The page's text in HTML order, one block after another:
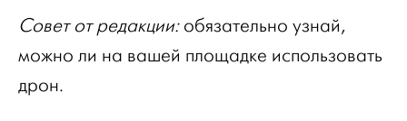
Совет от редакции:обязательно узнай,
можно ли на вашей площадке использовать
дрон.